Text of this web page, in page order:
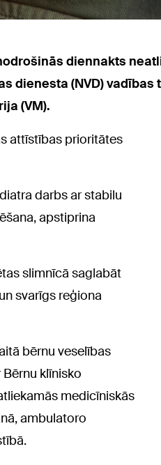
diennakts
dienesta (NVD)
(VM).
attīstības prioritātes
darbs ar stabilu
apstiprina
slimnīcā saglabāt
svarīgs reģiona
bērnu veselības
klīnisko
medicīniskās
ambulatoro